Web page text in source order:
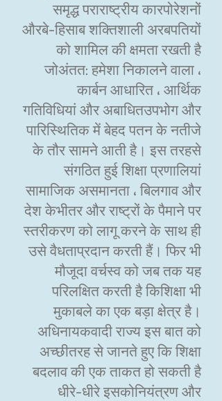
समृद्ध पराराष्ट्रीय कारपोरेशनों
औरबे-हिसाब शक्तिशाली अरबपतियों
को शामिल की क्षमता रखती है
जोअंतत: हमेशा निकालने वाला ،
कार्बन आधारित ، आर्थिक
गतिविधियां और अबाधितउपभोग और
पारिस्थितिक में बेहद पतन के नतीजे
के तौर सामने आती है। इस तरहसे
संगठित हुई शिक्षा प्रणालियां
सामाजिक असमानता ، बिलगाव और
देश केभीतर और राष्ट्रों के पैमाने पर
स्तरीकरण को लागू करने के साथ ही
उसे वैधताप्रदान करती हैं। फिर भी
मौजूदा वर्चस्व को जब तक यह
परिलक्षित करती है किशिक्षा भी
मुकाबले का एक बड़ा क्षेत्र है।
अधिनायकवादी राज्य इस बात को
अच्छीतरह से जानते हुए कि शिक्षा
बदलाव की एक ताकत हो सकती है
धीरे-धीरे इसकोनियंत्रण और